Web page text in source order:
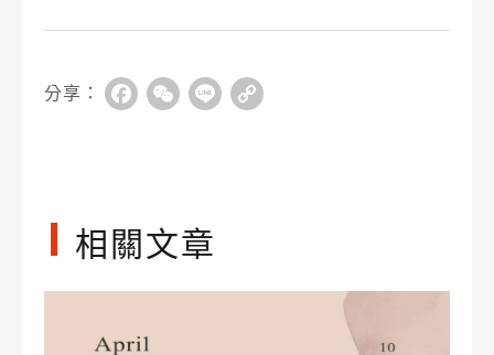
分享： FacebookWeChat
Line
相關文章